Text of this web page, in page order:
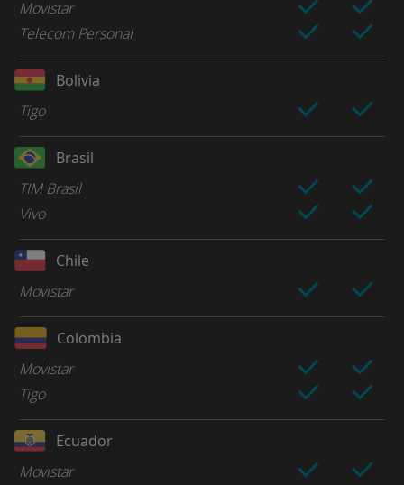
Movistar
Telecom Personal
Bolivia
Tigo
Brasil
TIM Brasil
Vivo
Chile
Movistar
Colombia
Movistar
Tigo
Ecuador
Movistar